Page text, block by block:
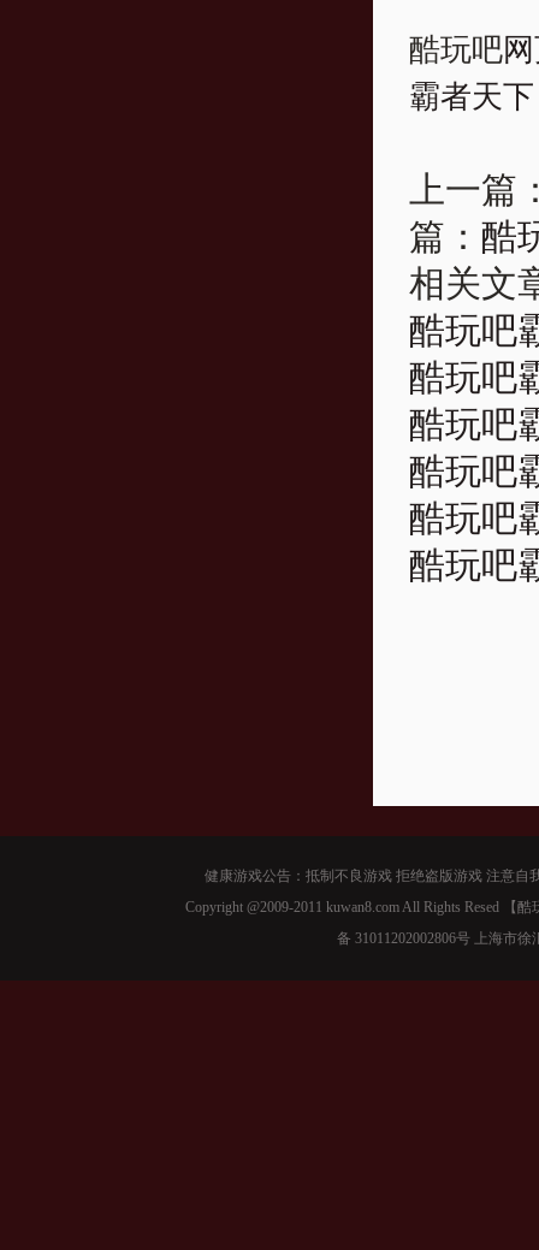
酷玩吧
霸者天下
上一篇
篇： 酷
相关文
酷玩吧
酷玩吧
酷玩吧
酷玩吧
酷玩吧
酷玩吧
健康游戏公告：抵制不良游戏 拒绝盗版游戏 注意
Copyright @2009-2011 kuwan8.com All Rights Resed
备 31011202002806号 上海市